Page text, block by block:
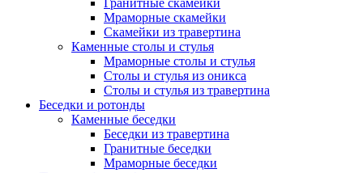
Гранитные скамейки
Мраморные скамейки
Скамейки из травертина
Каменные столы и стулья
Мраморные столы и стулья
Столы и стулья из оникса
Столы и стулья из травертина
Беседки и ротонды
Каменные беседки
Беседки из травертина
Гранитные беседки
Мраморные беседки